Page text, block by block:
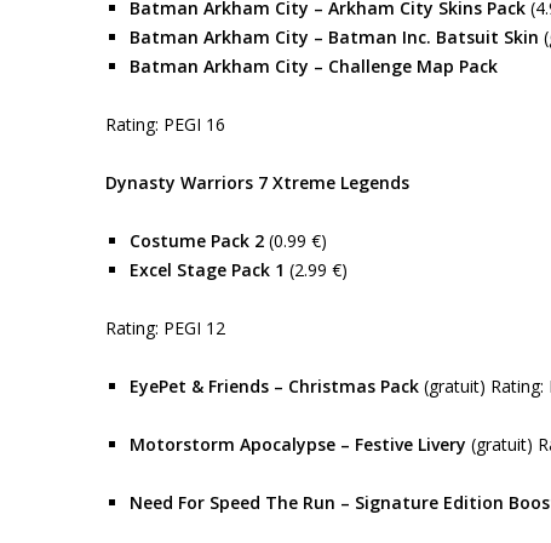
Batman Arkham City – Arkham City Skins Pack
Batman Arkham City – Batman Inc. Batsuit Skin
Batman Arkham City – Challenge Map Pack
Rating: PEGI 16
Dynasty Warriors 7 Xtreme Legends
Costume Pack 2 (0.99 €)
Excel Stage Pack 1 (2.99 €)
Rating: PEGI 12
EyePet & Friends – Christmas Pack (gratuit) Rating:
Motorstorm Apocalypse – Festive Livery (gratuit)
Need For Speed The Run – Signature Edition